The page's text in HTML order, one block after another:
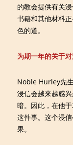
的教会提供有关
书籍和其他材料
色的道。
为期一年的关于
Noble Hurley先
浸信会越来越感
暗。因此，在他
这件事。这个浸
果。